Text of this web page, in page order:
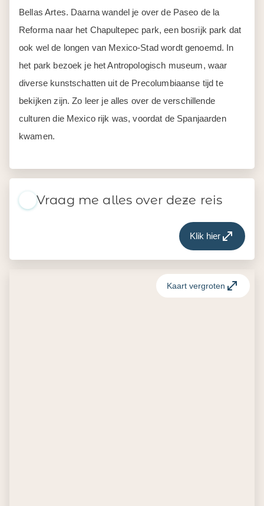
Bellas Artes. Daarna wandel je over de Paseo de la
Reforma naar het Chapultepec park, een bosrijk park dat
ook wel de longen van Mexico-Stad wordt genoemd. In
het park bezoek je het Antropologisch museum, waar
diverse kunstschatten uit de Precolumbiaanse tijd te
bekijken zijn. Zo leer je alles over de verschillende
culturen die Mexico rijk was, voordat de Spanjaarden
kwamen.
Vraag me alles over deze reis
Klik hier
Kaart vergroten